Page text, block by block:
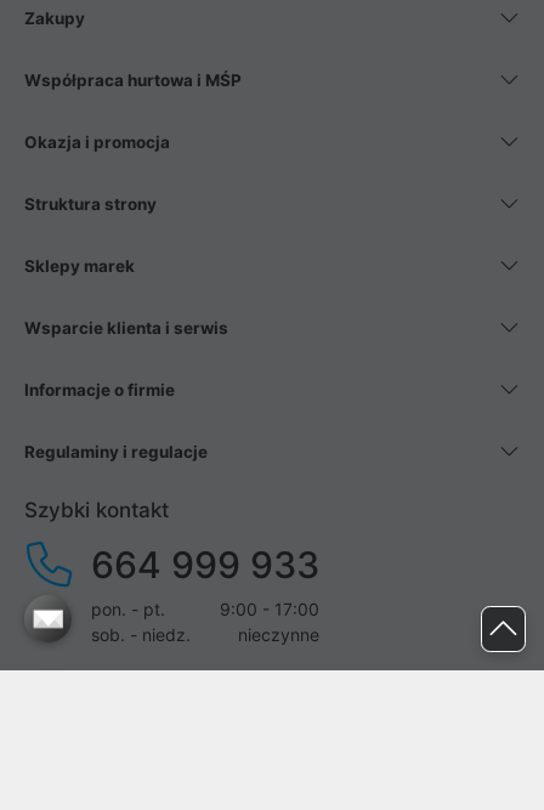
Zakupy
Współpraca hurtowa i MŚP
Okazja i promocja
Struktura strony
Sklepy marek
Wsparcie klienta i serwis
Informacje o firmie
Regulaminy i regulacje
Szybki kontakt
664 999 933
pon. - pt.
9:00 - 17:00
sob. - niedz.
nieczynne